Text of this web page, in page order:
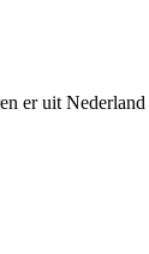
er uit